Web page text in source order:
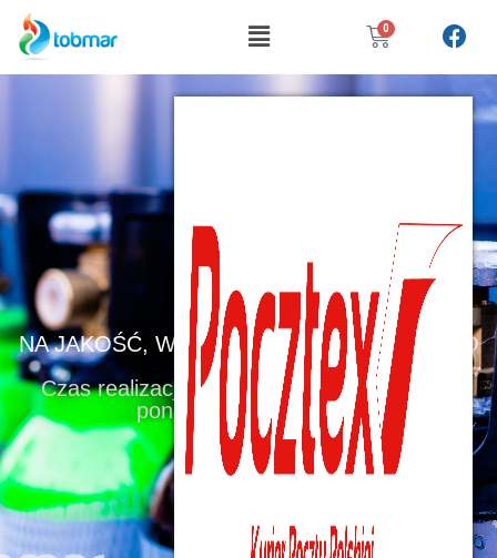
0
POSTAW
NA JAKOŚĆ, WYGODĘ I BEZPIECZEŃSTWO
Czas realizacji zamówienie 24 godziny (od
poniedziałku do piątku)